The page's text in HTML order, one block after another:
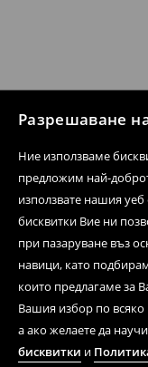
Разрешаване
Ние използваме
предложим най-
използвате нашия
бисквитки Вие ни
при пазаруване въз
навици, като
които предлагаме за
Вашия избор по всяко
а ако желаете да
бисквитки и